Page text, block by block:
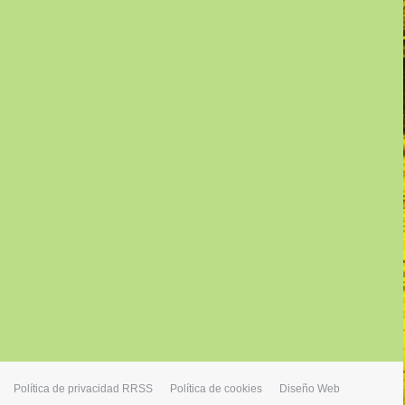
Política de privacidad RRSS Política de cookies Diseño Web